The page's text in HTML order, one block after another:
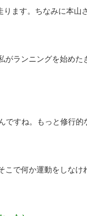
ります。ちなみに本山
がランニングを始め
ですね。もっと修行
こで何か運動をしなけ